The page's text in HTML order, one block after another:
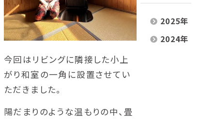
今回はリビングに隣接した小上
がり和室の一角に設置させてい
ただきました。
陽だまりのような温もりの中、畳
2025年
2024年